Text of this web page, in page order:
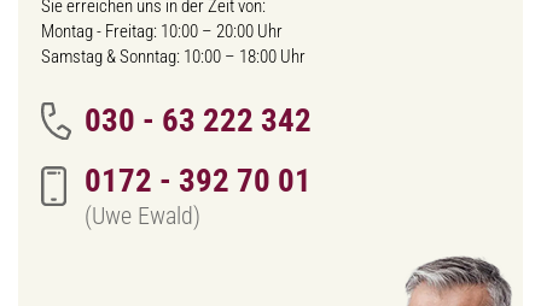
Sie erreichen uns in der Zeit von:
Montag - Freitag: 10:00 – 20:00 Uhr
Samstag & Sonntag: 10:00 – 18:00 Uhr
030 - 63 222 342
0172 - 392 70 01
(Uwe Ewald)